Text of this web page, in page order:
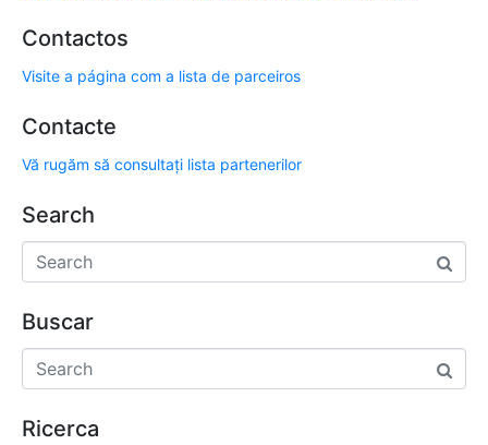
Contactos
Visite a página com a lista de parceiros
Contacte
Vă rugăm să consultați lista partenerilor
Search
Buscar
Ricerca